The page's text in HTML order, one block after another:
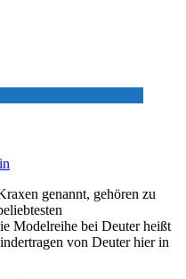
genannt, gehören zu
Modelreihe bei Deuter heißt
von Deuter hier in